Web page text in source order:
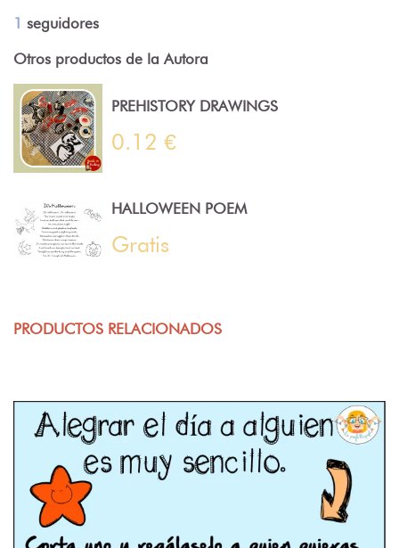
1 seguidores
Otros productos de la Autora
PREHISTORY DRAWINGS
0.12 €
HALLOWEEN POEM
Gratis
PRODUCTOS RELACIONADOS